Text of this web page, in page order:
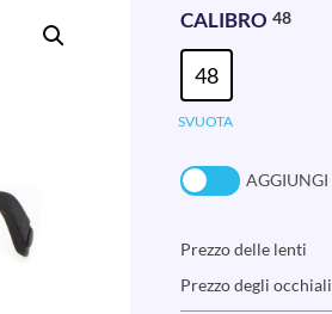
CALIBRO 48
48
SVUOTA
AGGIUNGI
Prezzo delle lenti
Prezzo degli occhiali